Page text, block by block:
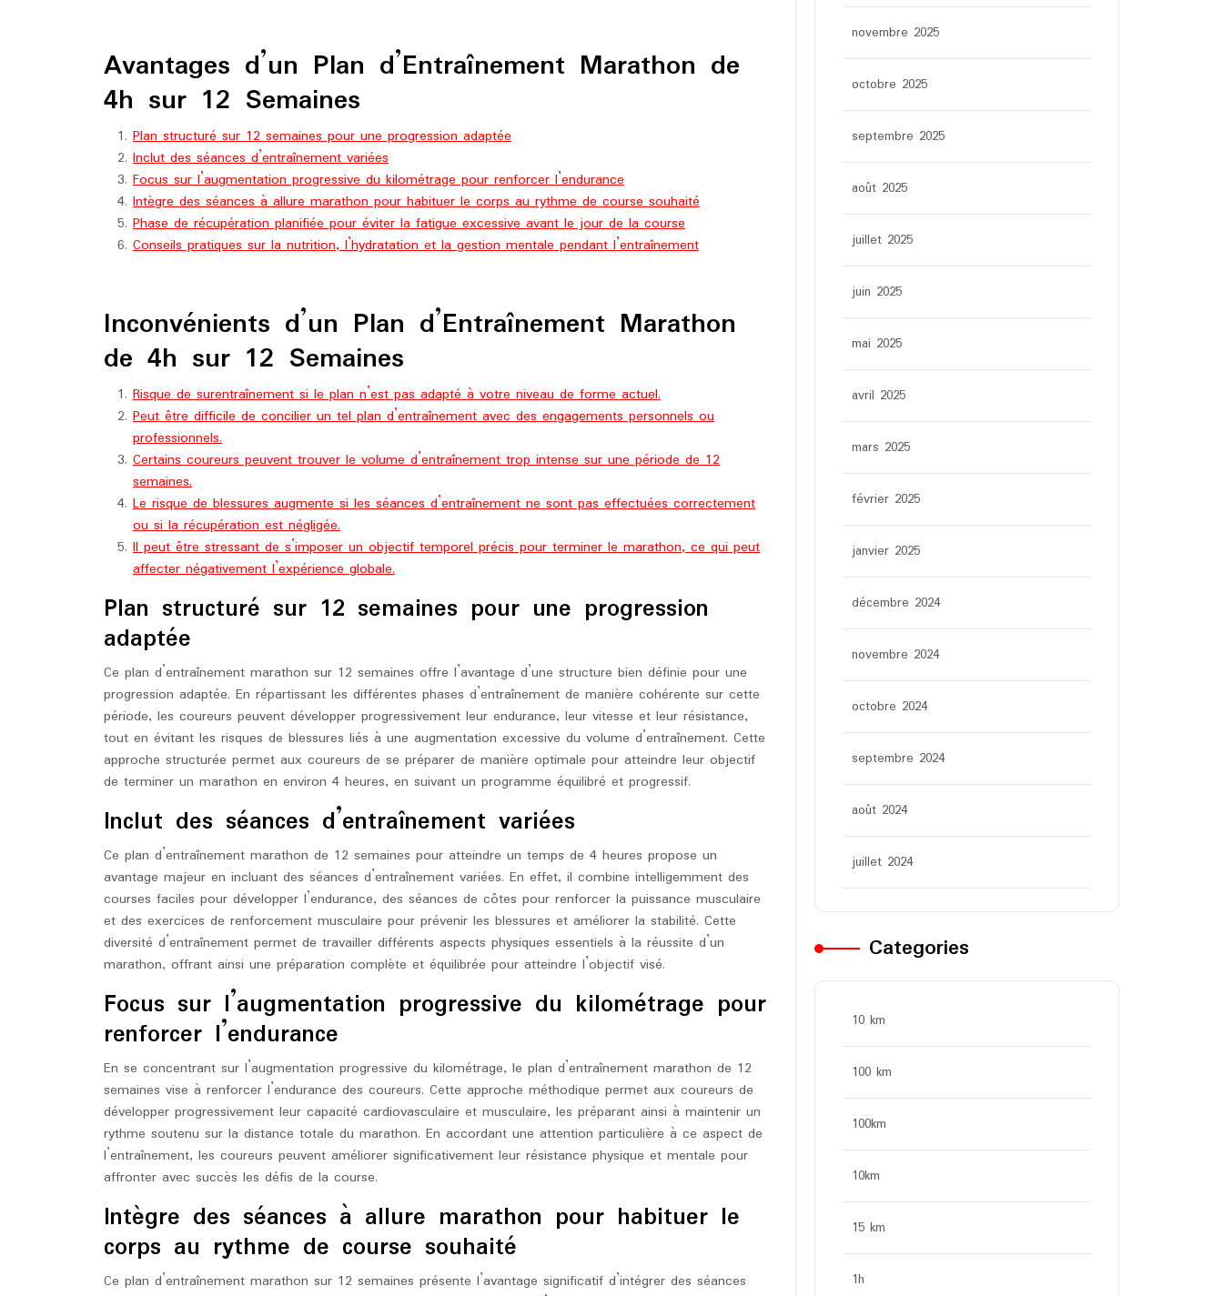
Avantages d’un Plan d’Entraînement Marathon de
4h sur 12 Semaines
Plan structuré sur 12 semaines pour une progression adaptée
Inclut des séances d’entraînement variées
Focus sur l’augmentation progressive du kilométrage pour renforcer l’endurance
Intègre des séances à allure marathon pour habituer le corps au rythme de course souhaité
Phase de récupération planifiée pour éviter la fatigue excessive avant le jour de la course
Conseils pratiques sur la nutrition, l’hydratation et la gestion mentale pendant l’entraînement
Inconvénients d’un Plan d’Entraînement Marathon
de 4h sur 12 Semaines
Risque de surentraînement si le plan n’est pas adapté à votre niveau de forme actuel.
Peut être difficile de concilier un tel plan d’entraînement avec des engagements personnels ou
professionnels.
Certains coureurs peuvent trouver le volume d’entraînement trop intense sur une période de 12
semaines.
Le risque de blessures augmente si les séances d’entraînement ne sont pas effectuées correctement
ou si la récupération est négligée.
Il peut être stressant de s’imposer un objectif temporel précis pour terminer le marathon, ce qui peut
affecter négativement l’expérience globale.
Plan structuré sur 12 semaines pour une progression
adaptée
Ce plan d’entraînement marathon sur 12 semaines offre l’avantage d’une structure bien définie pour une
progression adaptée. En répartissant les différentes phases d’entraînement de manière cohérente sur cette
période, les coureurs peuvent développer progressivement leur endurance, leur vitesse et leur résistance,
tout en évitant les risques de blessures liés à une augmentation excessive du volume d’entraînement. Cette
approche structurée permet aux coureurs de se préparer de manière optimale pour atteindre leur objectif
de terminer un marathon en environ 4 heures, en suivant un programme équilibré et progressif.
Inclut des séances d’entraînement variées
Ce plan d’entraînement marathon de 12 semaines pour atteindre un temps de 4 heures propose un
avantage majeur en incluant des séances d’entraînement variées. En effet, il combine intelligemment des
courses faciles pour développer l’endurance, des séances de côtes pour renforcer la puissance musculaire
et des exercices de renforcement musculaire pour prévenir les blessures et améliorer la stabilité. Cette
diversité d’entraînement permet de travailler différents aspects physiques essentiels à la réussite d’un
marathon, offrant ainsi une préparation complète et équilibrée pour atteindre l’objectif visé.
Focus sur l’augmentation progressive du kilométrage pour
renforcer l’endurance
En se concentrant sur l’augmentation progressive du kilométrage, le plan d’entraînement marathon de 12
semaines vise à renforcer l’endurance des coureurs. Cette approche méthodique permet aux coureurs de
développer progressivement leur capacité cardiovasculaire et musculaire, les préparant ainsi à maintenir un
rythme soutenu sur la distance totale du marathon. En accordant une attention particulière à ce aspect de
l’entraînement, les coureurs peuvent améliorer significativement leur résistance physique et mentale pour
affronter avec succès les défis de la course.
Intègre des séances à allure marathon pour habituer le
corps au rythme de course souhaité
Ce plan d’entraînement marathon sur 12 semaines présente l’avantage significatif d’intégrer des séances
novembre 2025
octobre 2025
septembre 2025
août 2025
juillet 2025
juin 2025
mai 2025
avril 2025
mars 2025
février 2025
janvier 2025
décembre 2024
novembre 2024
octobre 2024
septembre 2024
août 2024
juillet 2024
Categories
10 km
100 km
100km
10km
15 km
1h